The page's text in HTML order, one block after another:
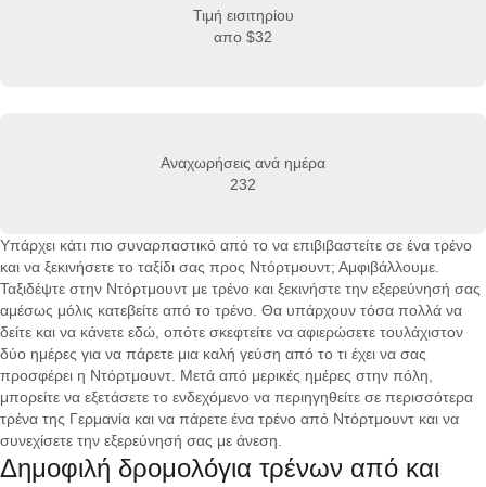
Τιμή εισιτηρίου
απο $32
Αναχωρήσεις ανά ημέρα
232
Υπάρχει κάτι πιο συναρπαστικό από το να επιβιβαστείτε σε ένα τρένο
και να ξεκινήσετε το ταξίδι σας προς Ντόρτμουντ; Αμφιβάλλουμε.
Ταξιδέψτε στην Ντόρτμουντ με τρένο και ξεκινήστε την εξερεύνησή σας
αμέσως μόλις κατεβείτε από το τρένο. Θα υπάρχουν τόσα πολλά να
δείτε και να κάνετε εδώ, οπότε σκεφτείτε να αφιερώσετε τουλάχιστον
δύο ημέρες για να πάρετε μια καλή γεύση από το τι έχει να σας
προσφέρει η Ντόρτμουντ. Μετά από μερικές ημέρες στην πόλη,
μπορείτε να εξετάσετε το ενδεχόμενο να περιηγηθείτε σε περισσότερα
τρένα της Γερμανία και να πάρετε ένα τρένο από Ντόρτμουντ και να
συνεχίσετε την εξερεύνησή σας με άνεση.
Δημοφιλή δρομολόγια τρένων από και